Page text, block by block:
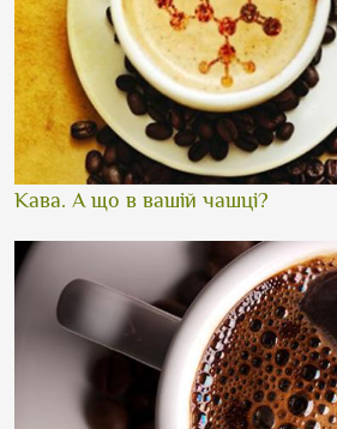
Кава. А що в вашій чашці?